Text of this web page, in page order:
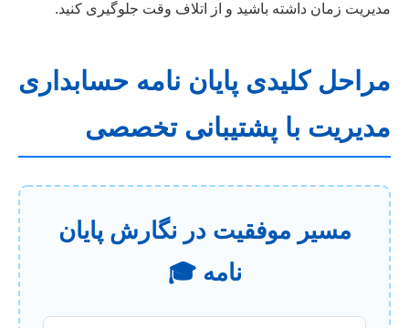
مدیریت زمان داشته باشید و از اتلاف وقت جلوگیری کنید.
مراحل کلیدی پایان نامه حسابداری
مدیریت با پشتیبانی تخصصی
مسیر موفقیت در نگارش پایان
نامه 🎓